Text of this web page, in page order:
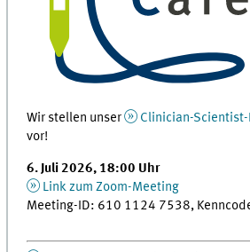
Wir stellen unser Clinician-Scientist-
vor!
6. Juli 2026, 18:00 Uhr
Link zum Zoom-Meeting
Meeting-ID: 610 1124 7538,